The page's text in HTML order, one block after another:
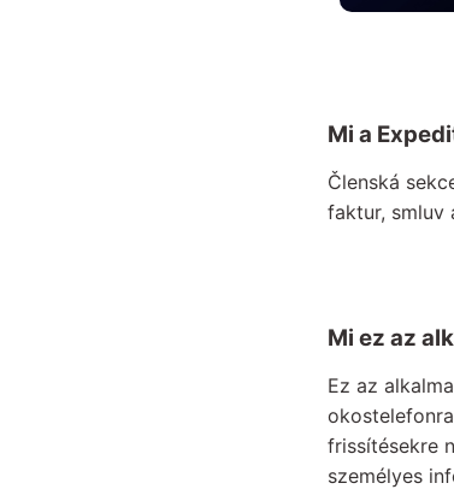
Mi a
Členská
faktur, smluv
Mi ez az
Ez az
frissítésekre
személyes